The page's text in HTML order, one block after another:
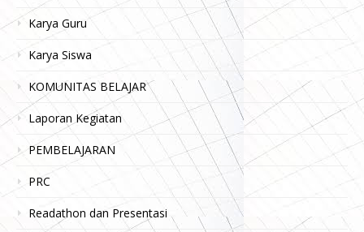
Karya Guru
Karya Siswa
KOMUNITAS BELAJAR
Laporan Kegiatan
PEMBELAJARAN
PRC
Readathon dan Presentasi